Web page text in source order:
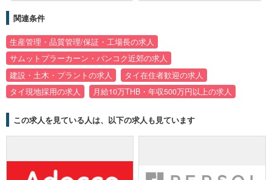
関連条件
生産管理・品質管理/保証・工場長の求人
サムットプラーカーン・バンコク近郊の求人
建設・土木・プラントの求人
タイ在住者歓迎の求人
タイ現地採用の求人
月給10万THB・年収500万円以上の求人
この求人を見ている人は、以下の求人も見ています